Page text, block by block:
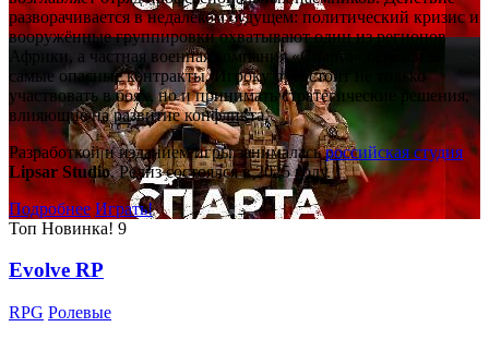
разворачивается в недалёком будущем: политический кризис и
вооружённые группировки охватывают один из регионов
Африки, а частная военная компания «Спарта» берётся за
самые опасные контракты. Игроку предстоит не только
участвовать в боях, но и принимать стратегические решения,
влияющие на развитие конфликта.
Разработкой и изданием игры занималасьроссийская студия
Lipsar Studio. Релиз состоялся в 2025 году.
Подробнее Играть!
Топ Новинка! 9
Evolve RP
RPG Ролевые